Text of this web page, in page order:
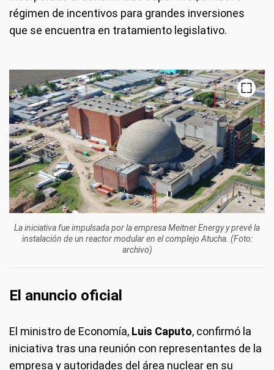
régimen de incentivos para grandes inversiones
que se encuentra en tratamiento legislativo.
La iniciativa fue impulsada por la empresa Meitner Energy y prevé la
instalación de un reactor modular en el complejo Atucha. (Foto:
archivo)
El anuncio oficial
El ministro de Economía, Luis Caputo, confirmó la
iniciativa tras una reunión con representantes de la
empresa y autoridades del área nuclear en su